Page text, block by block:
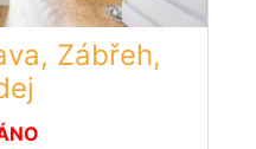
Zábřeh,